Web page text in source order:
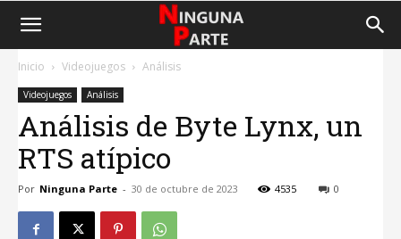
Inicio Videojuegos Análisis
Videojuegos Análisis
Análisis de Byte Lynx, un
RTS atípico
Por Ninguna Parte - 30 de octubre de 2023 4535 0